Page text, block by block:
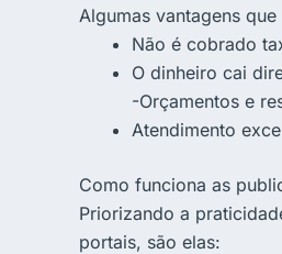
Algumas vantagens
Não é cobrado
O dinheiro cai
-Orçamentos e
Atendimento
Como funciona as
Priorizando a
portais, são elas: